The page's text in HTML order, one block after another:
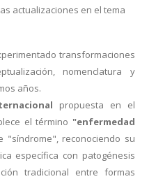
actualizaciones en el tema
transformaciones
nomenclatura y
años.
propuesta en el
el término "enfermedad
reconociendo su
específica con patogénesis
tradicional entre formas